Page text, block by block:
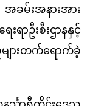
မ်းအနားအား
ဦးစီးဌာနနှင့်
ျားတက်ရောက်ခဲ့